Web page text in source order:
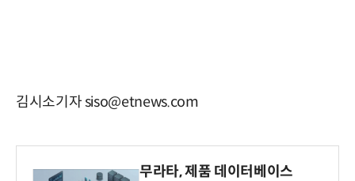
김시소기자 siso@etnews.com
무라타, 제품 데이터베이스